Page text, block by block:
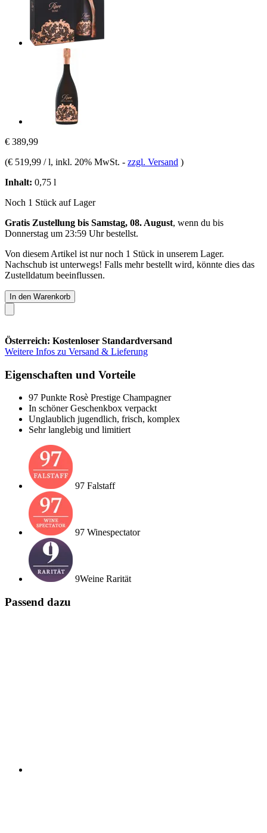
€ 389,99
(€ 519,99 / l, inkl. 20% MwSt. - zzgl. Versand )
Inhalt: 0,75 l
Noch 1 Stück auf Lager
Gratis Zustellung bis Samstag, 08. August, wenn du bis
Donnerstag um 23:59 Uhrbestellst.
Von diesem Artikel ist nur noch 1 Stück in unserem Lager.
Nachschub ist unterwegs! Falls mehr bestellt wird, könnte dies das
Zustelldatum beeinflussen.
In den Warenkorb
Österreich: Kostenloser Standardversand
Weitere Infos zu Versand & Lieferung
Eigenschaften und Vorteile
97 Punkte Rosè Prestige Champagner
In schöner Geschenkbox verpackt
Unglaublich jugendlich, frisch, komplex
Sehr langlebig und limitiert
97 Falstaff
97 Winespectator
9Weine Rarität
Passend dazu